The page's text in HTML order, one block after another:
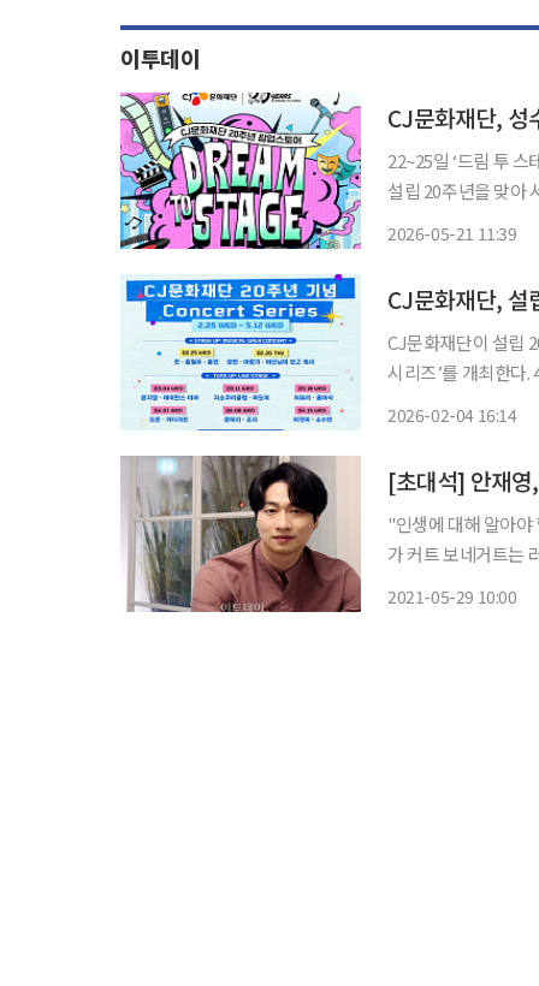
이투데이
22~25일 ‘드림 투 스테
설립 20주년을 맞아
2026-05-21 11:39
CJ문화재단, 설
CJ문화재단이 설립
시리즈’를 개최한다. 4일 CJ문화재단에 따르면 이번 콘서트 시리즈는 ‘스테이지업: 뮤지컬 갈
2026-02-04 16:14
[초대석] 안재
"인생에 대해 알아야
가 커트 보네거트는
2021-05-29 10:00